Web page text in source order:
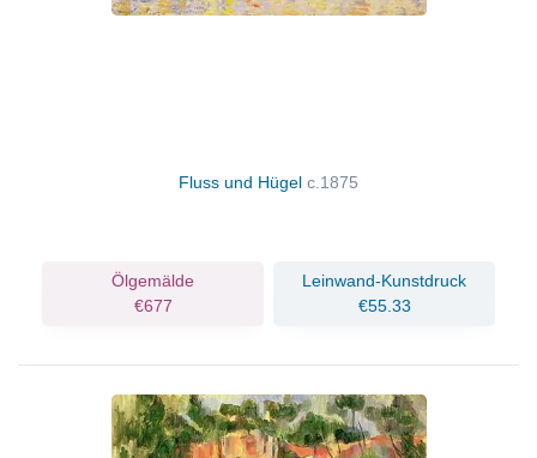
Fluss und Hügel c.1875
Ölgemälde
€677
Leinwand-Kunstdruck
€55.33